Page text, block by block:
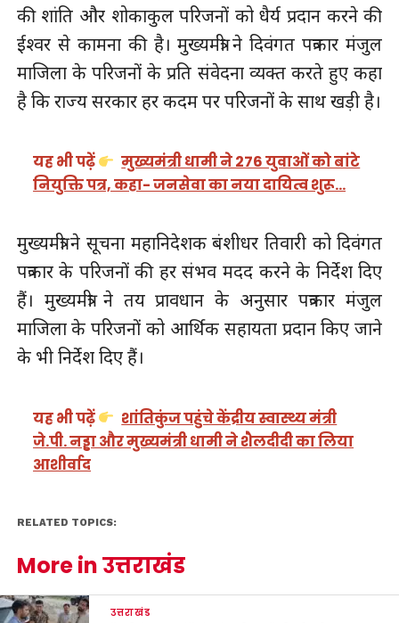
की शांति और शोकाकुल परिजनों को धैर्य प्रदान करने की
ईश्वर से कामना की है। मुख्यमंत्री ने दिवंगत पत्रकार मंजुल
माजिला के परिजनों के प्रति संवेदना व्यक्त करते हुए कहा
है कि राज्य सरकार हर कदम पर परिजनों के साथ खड़ी है।
यह भी पढ़ें
मुख्यमंत्री धामी ने 276 युवाओं को बांटे
नियुक्ति पत्र, कहा- जनसेवा का नया दायित्व शुरू…
मुख्यमंत्री ने सूचना महानिदेशक बंशीधर तिवारी को दिवंगत
पत्रकार के परिजनों की हर संभव मदद करने के निर्देश दिए
हैं। मुख्यमंत्री ने तय प्रावधान के अनुसार पत्रकार मंजुल
माजिला के परिजनों को आर्थिक सहायता प्रदान किए जाने
के भी निर्देश दिए हैं।
यह भी पढ़ें
शांतिकुंज पहुंचे केंद्रीय स्वास्थ्य मंत्री
जे.पी. नड्डा और मुख्यमंत्री धामी ने शैलदीदी का लिया
आशीर्वाद
RELATED TOPICS:
More in उत्तराखंड
उत्तराखंड